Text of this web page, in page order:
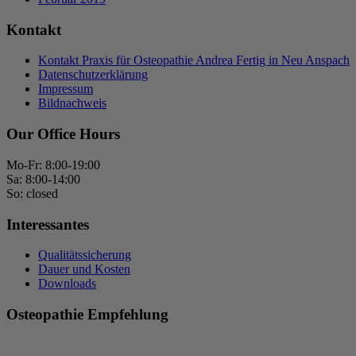
Kontakt
Kontakt Praxis für Osteopathie Andrea Fertig in Neu Anspach
Datenschutzerklärung
Impressum
Bildnachweis
Our Office Hours
Mo-Fr: 8:00-19:00
Sa: 8:00-14:00
So: closed
Interessantes
Qualitätssicherung
Dauer und Kosten
Downloads
Osteopathie Empfehlung